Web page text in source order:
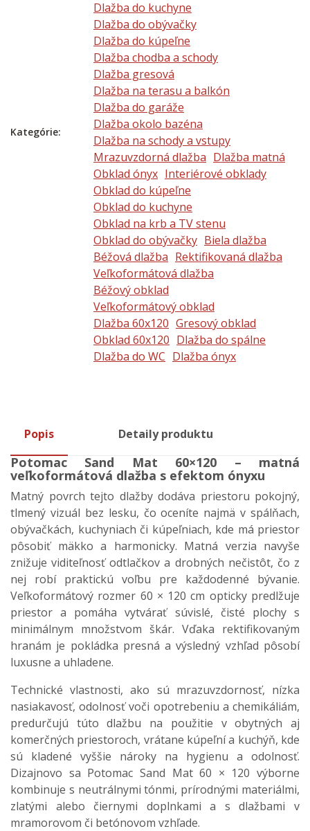
Kategórie:
Dlažba do kuchyne
Dlažba do obývačky
Dlažba do kúpeľne
Dlažba chodba a schody
Dlažba gresová
Dlažba na terasu a balkón
Dlažba do garáže
Dlažba okolo bazéna
Dlažba na schody a vstupy
Mrazuvzdorná dlažba Dlažba matná
Obklad ónyx Interiérové obklady
Obklad do kúpeľne
Obklad do kuchyne
Obklad na krb a TV stenu
Obklad do obývačky Biela dlažba
Béžová dlažba Rektifikovaná dlažba
Veľkoformátová dlažba
Béžový obklad
Veľkoformátový obklad
Dlažba 60x120 Gresový obklad
Obklad 60x120 Dlažba do spálne
Dlažba do WC Dlažba ónyx
Popis Detaily produktu
Potomac Sand Mat 60×120 – matná
veľkoformátová dlažba s efektom ónyxu
Matný povrch tejto dlažby dodáva priestoru pokojný,
tlmený vizuál bez lesku, čo oceníte najmä v spálňach,
obývačkách, kuchyniach či kúpeľniach, kde má priestor
pôsobiť mäkko a harmonicky. Matná verzia navyše
znižuje viditeľnosť odtlačkov a drobných nečistôt, čo z
nej robí praktickú voľbu pre každodenné bývanie.
Veľkoformátový rozmer 60 × 120 cm opticky predlžuje
priestor a pomáha vytvárať súvislé, čisté plochy s
minimálnym množstvom škár. Vďaka rektifikovaným
hranám je pokládka presná a výsledný vzhľad pôsobí
luxusne a uhladene.
Technické vlastnosti, ako sú mrazuvzdornosť, nízka
nasiakavosť, odolnosť voči opotrebeniu a chemikáliám,
predurčujú túto dlažbu na použitie v obytných aj
komerčných priestoroch, vrátane kúpeľní a kuchýň, kde
sú kladené vyššie nároky na hygienu a odolnosť.
Dizajnovo sa Potomac Sand Mat 60 × 120 výborne
kombinuje s neutrálnymi tónmi, prírodnými materiálmi,
zlatými alebo čiernymi doplnkami a s dlažbami v
mramorovom či betónovom vzhľade.